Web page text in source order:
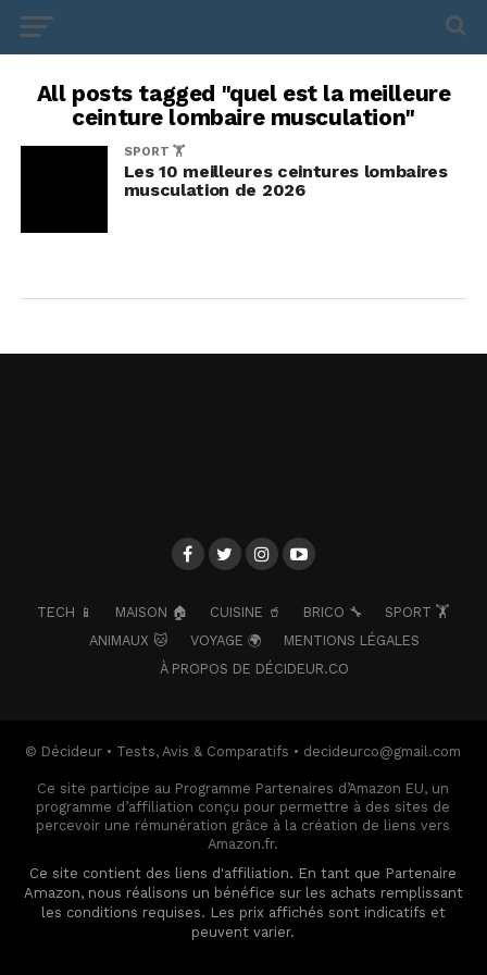
All posts tagged "quel est la meilleure
ceinture lombaire musculation"
SPORT 🏋️
Les 10 meilleures ceintures lombaires
musculation de 2026
TECH 📱 MAISON 🏠 CUISINE 🥤 BRICO 🔧
SPORT 🏋️
ANIMAUX 🐱
VOYAGE 🌍
MENTIONS LÉGALES
À PROPOS DE DÉCIDEUR.CO
© Décideur • Tests, Avis & Comparatifs • decideurco@gmail.com
Ce site participe au Programme Partenaires d’Amazon EU, un
programme d’affiliation conçu pour permettre à des sites de
percevoir une rémunération grâce à la création de liens vers
Amazon.fr.
Ce site contient des liens d'affiliation. En tant que Partenaire
Amazon, nous réalisons un bénéfice sur les achats remplissant
les conditions requises. Les prix affichés sont indicatifs et
peuvent varier.